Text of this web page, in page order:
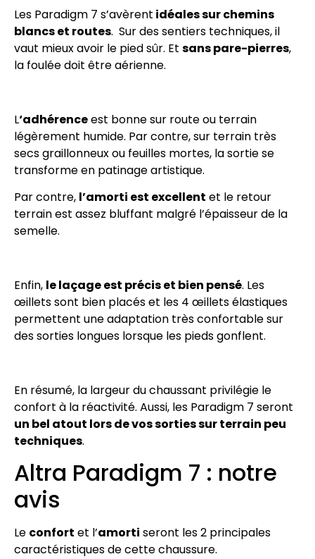
Les Paradigm 7 s’avèrent idéales sur chemins
blancs et routes. Sur des sentiers techniques, il
vaut mieux avoir le pied sûr. Et sans pare-pierres,
la foulée doit être aérienne.
L‘adhérenceest bonne sur route ou terrain
légèrement humide. Par contre, sur terrain très
secs graillonneux ou feuilles mortes, la sortie se
transforme en patinage artistique.
Par contre, l’amorti est excellent et le retour
terrain est assez bluffant malgré l’épaisseur de la
semelle.
Enfin, le laçage est précis et bien pensé. Les
œillets sont bien placés et les 4 œillets élastiques
permettent une adaptation très confortable sur
des sorties longues lorsque les pieds gonflent.
En résumé, la largeur du chaussant privilégie le
confort à la réactivité. Aussi, les Paradigm 7 seront
un bel atout lors de vos sorties sur terrain peu
techniques.
Altra Paradigm 7 : notre
avis
Le confort et l’amorti seront les 2 principales
caractéristiques de cette chaussure.